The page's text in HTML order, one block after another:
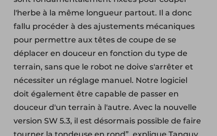
l'herbe à la même longueur partout. Il a donc
fallu procéder à des ajustements mécaniques
pour permettre aux têtes de coupe de se
déplacer en douceur en fonction du type de
terrain, sans que le robot ne doive s'arrêter et
nécessiter un réglage manuel. Notre logiciel
doit également être capable de passer en
douceur d'un terrain à l'autre. Avec la nouvelle
version SW 5.3, il est désormais possible de faire